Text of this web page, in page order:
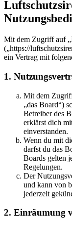
Mit dem Zugriff auf
(„https://
ein Vertrag mit
1.
Mit dem
„das Board“)
Betreiber des
erklärst dich
einverstanden.
Wenn du mit
darfst du das
Boards gelten
Regelungen.
Der
und kann von
jederzeit
2. Einräumung